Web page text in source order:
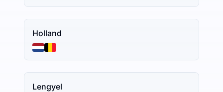
Holland
Lengyel